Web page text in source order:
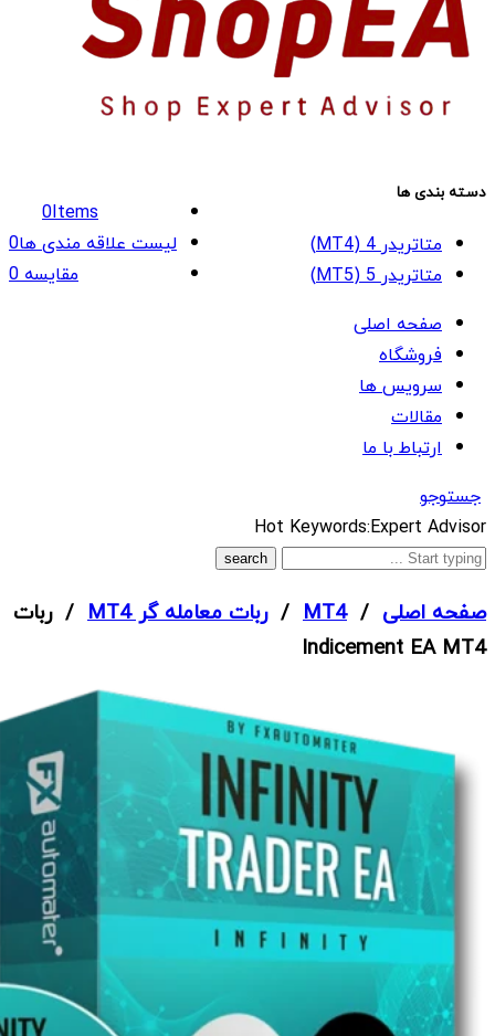
0Items
لیست علاقه مندی ها0
مقایسه0
دسته بندی ها
متاتریدر 4 (MT4)
متاتریدر 5 (MT5)
صفحه اصلی
فروشگاه
سرویس ها
مقالات
ارتباط با ما
جستوجو
What
are
looking
for?
Hot Keywords:Expert Advisor
صفحه اصلی /
MT4
/ربات معامله گر MT4
/ ربات
Indicement EA MT4